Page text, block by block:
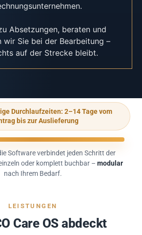
Absetzungen, beraten und
wir Sie bei der Bearbeitung –
auf der Strecke bleibt.
Durchlaufzeiten: 2–14 Tage vom
bis zur Auslieferung
Software verbindet jeden Schritt der
oder komplett buchbar – modular
nach Ihrem Bedarf.
LEISTUNGEN
Care OS abdeckt